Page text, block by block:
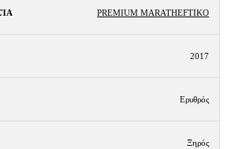
PREMIUM MARATHEFTIKO
2017
Ερυθρός
Ξηρός